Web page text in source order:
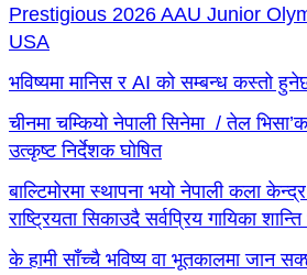
Prestigious 2026 AAU Junior
USA
भविष्यमा मानिस र AI को सम्बन्ध कस्तो
चीनमा चम्कियो नेपाली सिनेमा / तेल
उत्कृष्ट निर्देशक घोषित
बाल्टिमोरमा स्थापना भयो नेपाली कला
राष्ट्रियता सिकाउदै सर्वप्रिय गायिका
के हामी साँच्चै भविष्य वा भूतकालमा जान